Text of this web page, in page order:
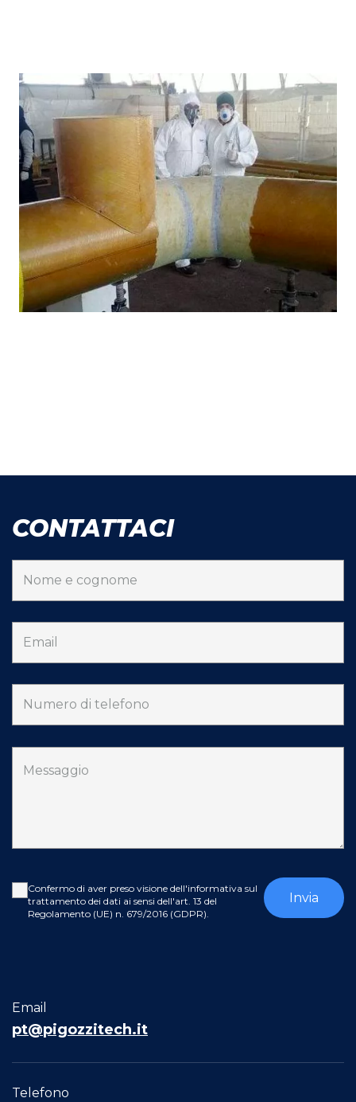
CONTATTACI
Confermo di aver preso visione dell'informativa sul
trattamento dei dati ai sensi dell'art. 13 del
Regolamento (UE) n. 679/2016 (GDPR).
Email
pt@pigozzitech.it
Telefono